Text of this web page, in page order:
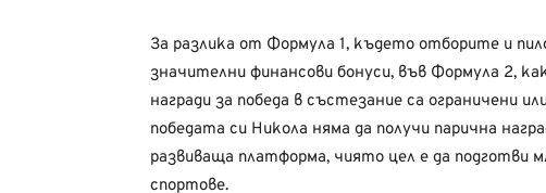
За разлика от Формула 1, където отборите и
значителни финансови бонуси, във Формула 2,
награди за победа в състезание са ограничени
победата си Никола няма да получи парична
развиваща платформа, чиято цел е да
спортове.